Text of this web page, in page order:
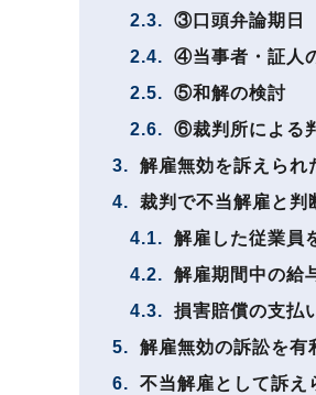
2.3.
③口頭弁論期日
2.4.
④当事者・証人
2.5.
⑤和解の検討
2.6.
⑥裁判所による
3.
解雇無効を訴えられ
4.
裁判で不当解雇と判
4.1.
解雇した従業員
4.2.
解雇期間中の給
4.3.
損害賠償の支払
5.
解雇無効の訴訟を有
6.
不当解雇として訴え